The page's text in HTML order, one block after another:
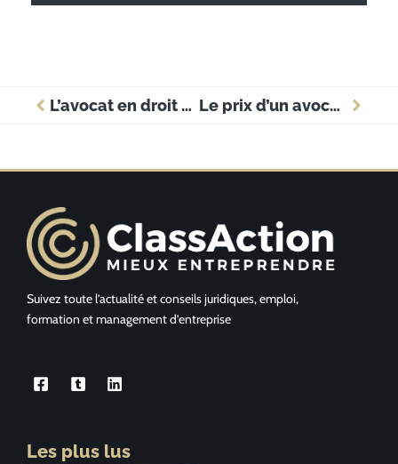
L’avocat en droit du travail Le prix d’un avocat dans la région du Québec
Suivez toute l’actualité et conseils juridiques, emploi,
formation et management d’entreprise
Les plus lus